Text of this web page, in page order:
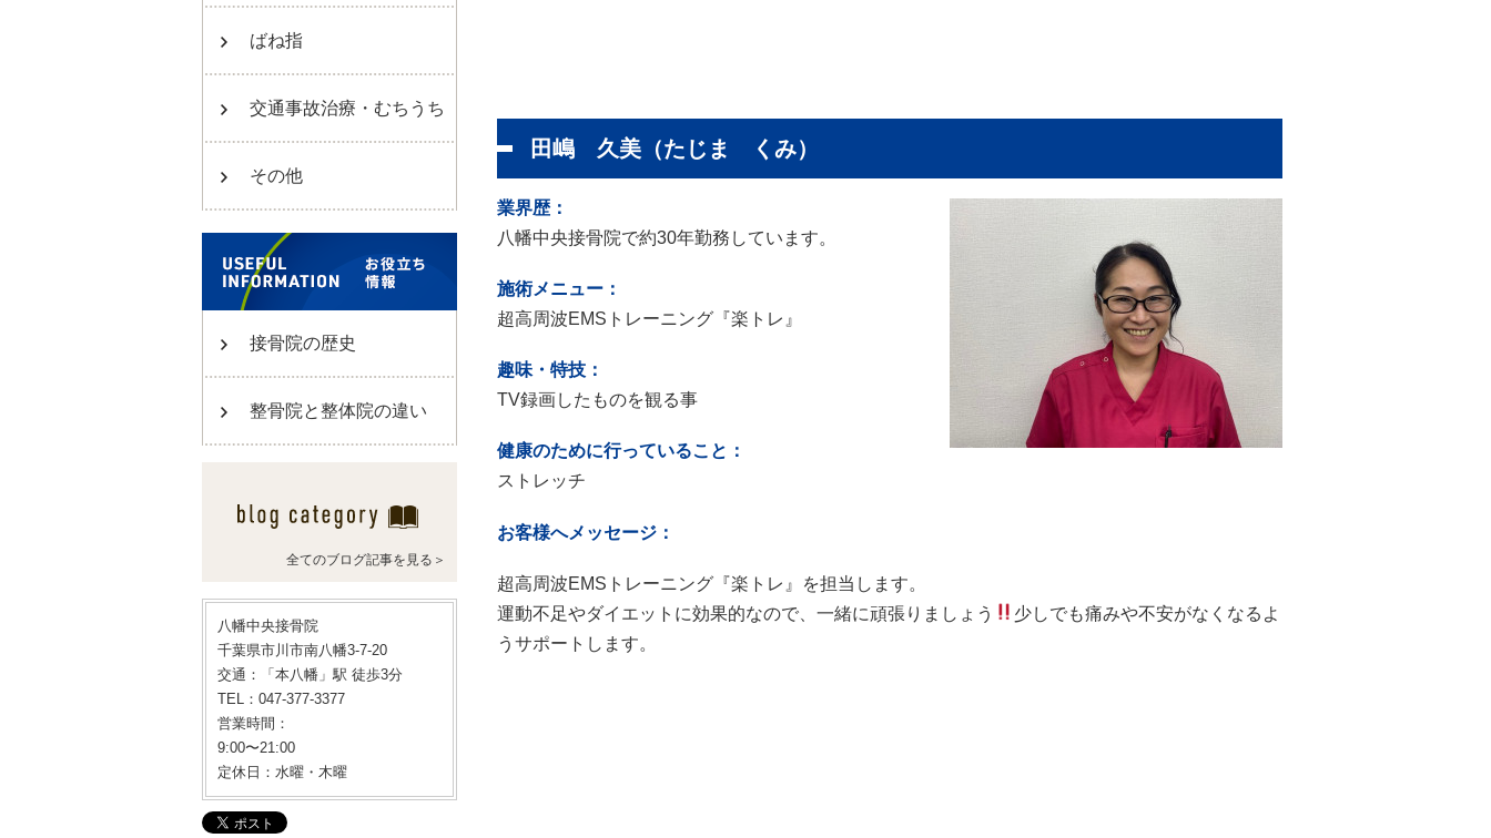
ばね指
交通事故治療・むちうち
その他
接骨院の歴史
整骨院と整体院の違い
全てのブログ記事を見る＞
八幡中央接骨院
千葉県市川市南八幡3-7-20
交通：「本八幡」駅 徒歩3分
TEL：047-377-3377
営業時間：
9:00〜21:00
定休日：水曜・木曜
田嶋 久美（たじま くみ）
業界歴：
八幡中央接骨院で約30年勤務しています。
施術メニュー：
超高周波EMSトレーニング『楽トレ』
趣味・特技：
TV録画したものを観る事
健康のために行っていること：
ストレッチ
お客様へメッセージ：
超高周波EMSトレーニング『楽トレ』を担当します。
運動不足やダイエットに効果的なので、一緒に頑張りましょう
少しでも痛みや不安がなくなるよ
うサポートします。